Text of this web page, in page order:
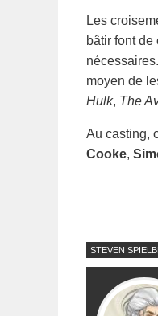
Les
bâtir font
moyen de
Hulk, The
Au casting,
Cooke,
STEVEN